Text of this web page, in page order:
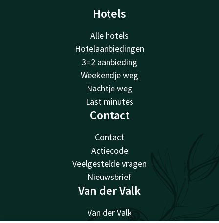
Hotels
Alle hotels
Hotelaanbiedingen
3=2 aanbieding
Weekendje weg
Nachtje weg
Last minutes
Contact
Contact
Actiecode
Veelgestelde vragen
Nieuwsbrief
Van der Valk
Van der Valk